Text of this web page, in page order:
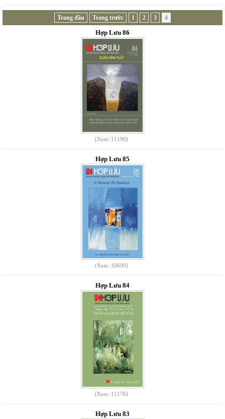
Trang đầu Trang trước 1 2 3 4
Hợp Lưu 86
(Xem: 11190)
Hợp Lưu 85
(Xem: 10699)
Hợp Lưu 84
(Xem: 11176)
Hợp Lưu 83